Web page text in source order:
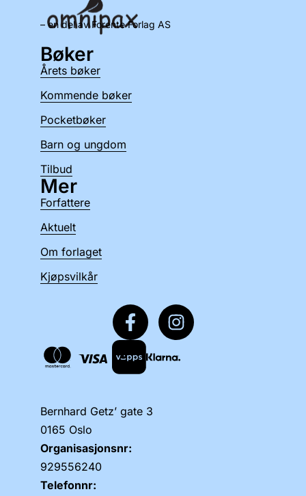
– en del av Forente Forlag AS
Bernhard Getz’ gate 3
0165 Oslo
Organisasjonsnr:
929556240
Telefonnr:
Bøker
Årets bøker
Kommende bøker
Pocketbøker
Barn og ungdom
Tilbud
Mer
Forfattere
Aktuelt
Om forlaget
Kjøpsvilkår